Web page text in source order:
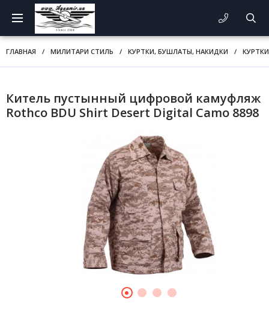
ГЛАВНАЯ / МИЛИТАРИ СТИЛЬ / КУРТКИ, БУШЛАТЫ, НАКИДКИ / КУРТКИ
Китель пустынный цифровой камуфляж
Rothco BDU Shirt Desert Digital Camo 8898